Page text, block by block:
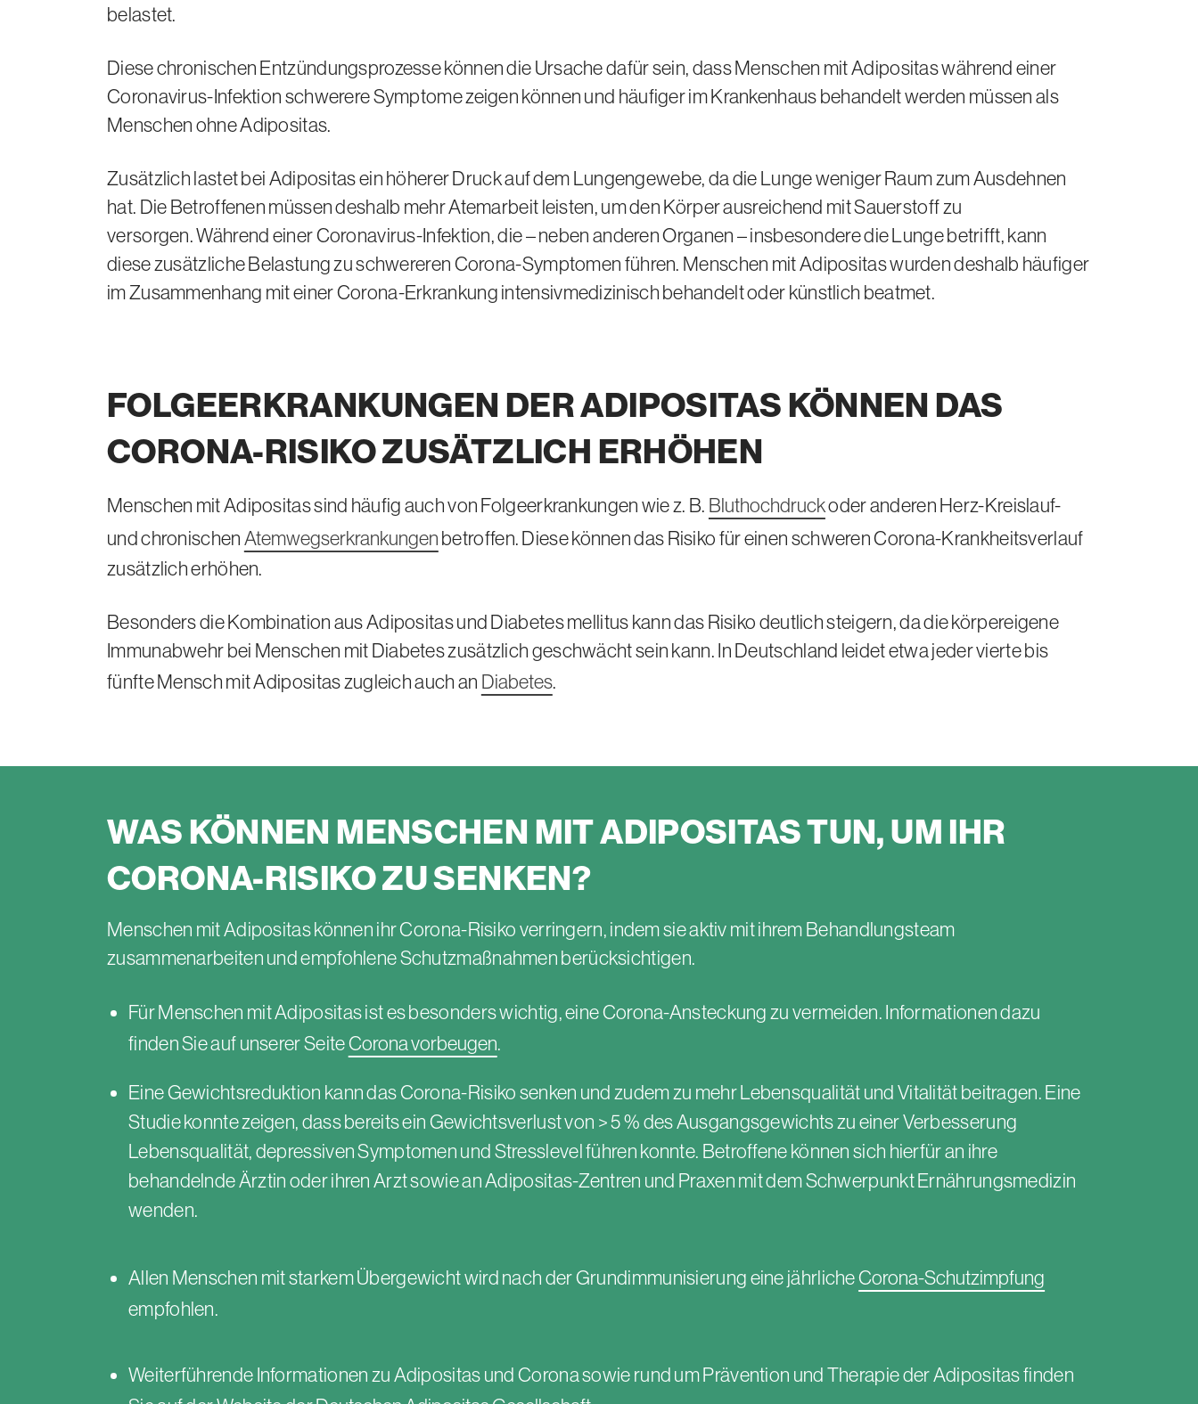
belastet.
Diese chronischen Entzündungsprozesse können die Ursache dafür sein, dass Menschen mit Adipositas während einer
Coronavirus-Infektion schwerere Symptome zeigen können und häufiger im Krankenhaus behandelt werden müssen als
Menschen ohne Adipositas.
Zusätzlich lastet bei Adipositas ein höherer Druck auf dem Lungengewebe, da die Lunge weniger Raum zum Ausdehnen
hat. Die Betroffenen müssen deshalb mehr Atemarbeit leisten, um den Körper ausreichend mit Sauerstoff zu
versorgen. Während einer Coronavirus-Infektion, die – neben anderen Organen – insbesondere die Lunge betrifft, kann
diese zusätzliche Belastung zu schwereren Corona-Symptomen führen. Menschen mit Adipositas wurden deshalb häufiger
im Zusammenhang mit einer Corona-Erkrankung intensivmedizinisch behandelt oder künstlich beatmet.
FOLGEERKRANKUNGEN DER ADIPOSITAS KÖNNEN DAS
CORONA-RISIKO ZUSÄTZLICH ERHÖHEN
Menschen mit Adipositas sind häufig auch von Folgeerkrankungen wiez. B. Bluthochdruckoder anderen Herz-Kreislauf-
und chronischen Atemwegserkrankungen betroffen. Diese können das Risiko für einen schweren Corona-Krankheitsverlauf
zusätzlich erhöhen.
Besonders die Kombination aus Adipositas und Diabetes mellitus kann das Risiko deutlich steigern, da die körpereigene
Immunabwehr bei Menschen mit Diabetes zusätzlich geschwächt sein kann. In Deutschland leidet etwa jeder vierte bis
fünfte Mensch mit Adipositas zugleich auch an Diabetes.
WAS KÖNNEN MENSCHEN MITADIPOSITASTUN, UM IHR
CORONA-RISIKO ZU SENKEN?
Menschen mit Adipositas können ihr Corona-Risiko verringern, indem sie aktiv mit ihrem Behandlungsteam
zusammenarbeiten und empfohlene Schutzmaßnahmen berücksichtigen.
Für Menschen mit Adipositas ist es besonders wichtig, eine Corona-Ansteckung zu vermeiden. Informationen dazu
finden Sie auf unserer SeiteCorona vorbeugen.
Eine Gewichtsreduktion kann das Corona-Risiko senken und zudem zu mehr Lebensqualität und Vitalität beitragen. Eine
Studie konnte zeigen, dass bereits ein Gewichtsverlust von > 5 % des Ausgangsgewichts zu einer Verbesserung
Lebensqualität, depressiven Symptomen und Stresslevel führen konnte. Betroffene können sich hierfür an ihre
behandelnde Ärztin oder ihren Arzt sowie an Adipositas-Zentren und Praxen mit dem Schwerpunkt Ernährungsmedizin
wenden.
Allen Menschen mit starkem Übergewicht wird nach der Grundimmunisierung eine jährlicheCorona-Schutzimpfung
empfohlen.
Weiterführende Informationen zu Adipositas und Corona sowie rund um Prävention und Therapie der Adipositas finden